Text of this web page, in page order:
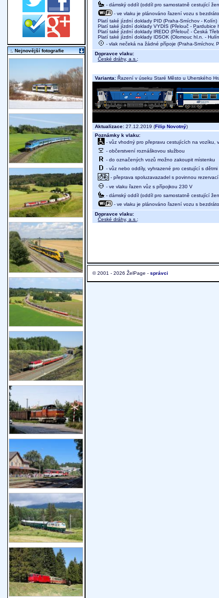
- dámský oddíl (oddíl pro samostatně cestující
- ve vlaku je plánováno řazení vozu s
Platí také jízdní doklady PID (Praha-Smíchov - Kolín)
Platí také jízdní doklady VYDIS (Přelouč - Pardubice
Platí také jízdní doklady IREDO (Přelouč - Česká
Platí také jízdní doklady IDSOK (Olomouc hl.n. -
- vlak nečeká na žádné přípoje (Praha-Smíchov,
Dopravce vlaku:
České dráhy, a.s. ;
Varianta: Řazení v úseku Staré Město u Uherského
Aktualizace: 27.12.2019 (Filip Novotný)
Poznámky k vlaku:
- vůz vhodný pro přepravu cestujících na vozíku,
- občerstvení roznáškovou službou
- do označených vozů možno zakoupit místenku
- vůz nebo oddíly, vyhrazené pro cestující s
- přeprava spoluzavazadel s povinnou
- ve vlaku řazen vůz s přípojkou 230 V
- dámský oddíl (oddíl pro samostatně cestující
- ve vlaku je plánováno řazení vozu s
Dopravce vlaku:
České dráhy, a.s. ;
© 2001 - 2026 ŽelPage - správci
:. Nejnovější fotografie